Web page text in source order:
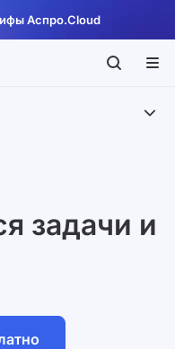
Аспро.Cloud
задачи и